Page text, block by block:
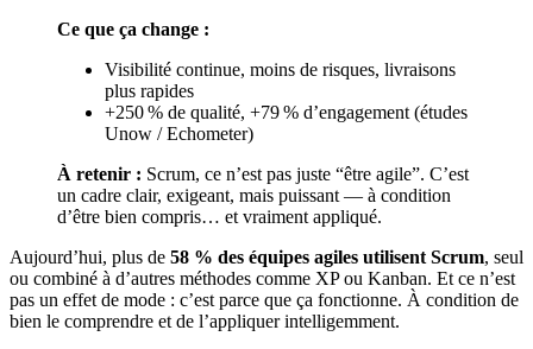
Ce que ça change :
Visibilité continue, moins de risques, livraisons
plus rapides
+250 % de qualité, +79 % d’engagement (études
Unow / Echometer)
À retenir : Scrum, ce n’est pas juste “être agile”. C’est
un cadre clair, exigeant, mais puissant — à condition
d’être bien compris… et vraiment appliqué.
Aujourd’hui, plus de 58 % des équipes agiles utilisent Scrum, seul
ou combiné à d’autres méthodes comme XP ou Kanban. Et ce n’est
pas un effet de mode : c’est parce que ça fonctionne. À condition de
bien le comprendre et de l’appliquer intelligemment.